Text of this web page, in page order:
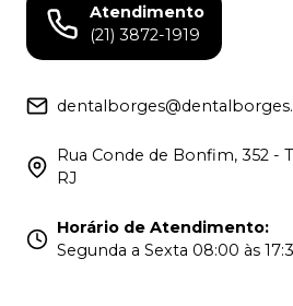
Atendimento
(21) 3872-1919
Rua Conde de Bonfim, 352 -
RJ
Horário de Atendimento:
Segunda a Sexta 08:00 às